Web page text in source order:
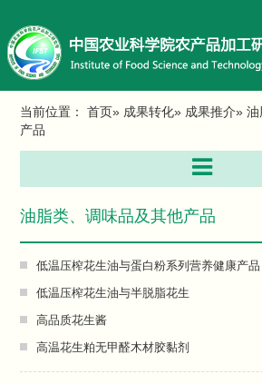
当前位置：首页» 成果转化» 成果推介» 油
产品
油脂类、调味品及其他产品
低温压榨花生油与蛋白粉系列营养健康产品
低温压榨花生油与半脱脂花生
高品质花生酱
高温花生粕无甲醛木材胶黏剂